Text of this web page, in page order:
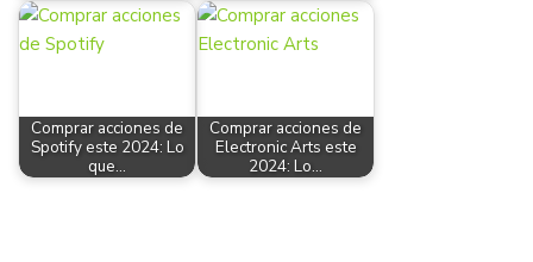
Comprar acciones de
Spotify este 2024: Lo
que…
Comprar acciones de
Electronic Arts este
2024: Lo…